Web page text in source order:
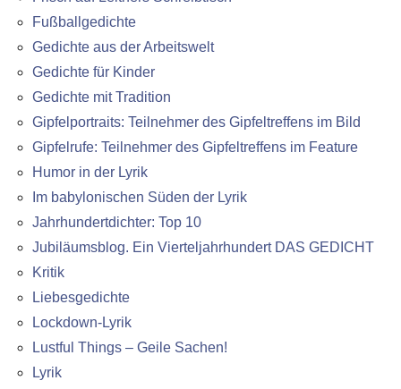
Fußballgedichte
Gedichte aus der Arbeitswelt
Gedichte für Kinder
Gedichte mit Tradition
Gipfelportraits: Teilnehmer des Gipfeltreffens im Bild
Gipfelrufe: Teilnehmer des Gipfeltreffens im Feature
Humor in der Lyrik
Im babylonischen Süden der Lyrik
Jahrhundertdichter: Top 10
Jubiläumsblog. Ein Vierteljahrhundert DAS GEDICHT
Kritik
Liebesgedichte
Lockdown-Lyrik
Lustful Things – Geile Sachen!
Lyrik